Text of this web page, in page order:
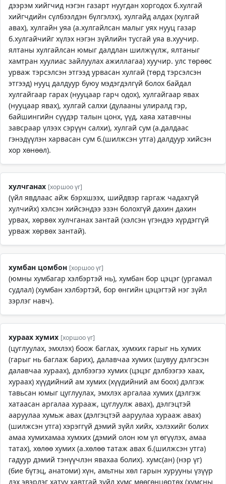
дээрэм хийгчид нэгэн газарт нуугдан хоргодох б.хулгай
хийгчдийн сүлбээлдэн бүлгэлэх), хулгайд алдах (хулгай
авах), хулгайн уяа (а.хулгайлсан малыг уях нууц газар
б.хулгайчийг хүлэх нэгэн зүйлийн тусгай уяа в.хуучир.
ялтаны хулгайлсан юмыг далдлан шилжүүлж, ялтаныг
хамтран хуулиас зайлуулах ажиллагаа) хуучир. улс төрөөс
урваж тэрсэлсэн этгээд урвасан хулгай (төрд тэрсэлсэн
этгээд) нууц далдуур буюу мэдэгдэлгүй болох байдал
хулгайгаар гарах (нууцаар гарч одох), хулгайгаар явах
(нууцаар явах), хулгай салхи (дулааны улиралд гэр,
байшингийн сүүдэр талын цонх, үүд, хаяа хатавчны
завсраар үлээх сэрүүн салхи), хулгай сум (а.далдаас
гэнэдүүлэн харвасан сум б.(шилжсэн утга) далдуур хийсэн
хор хөнөөл).
хулчганах [хоршоо үг]
(үйл явдлаас айж бэрхшээх, шийдвэр гаргаж чадахгүй
хулчийх) хэлсэн хийсэндээ эзэн болохгүй дахин дахин
урвах, хөрвөх хулчганах зантай (хэлсэн үгэндээ хүрдэггүй
урваж хөрвөх зантай).
хумбан цомбон [хоршоо үг]
(юмны хумбагар хэлбэртэй нь), хумбан бор цэцэг (ургамал
судлал) (хумбан хэлбэртэй, бор өнгийн цэцэгтэй нэг зүйл
зэрлэг навч).
хураах хумих [хоршоо үг]
(цуглуулах, эмхлэх) боож баглах, хумхих гарыг нь хумих
(гарыг нь баглаж барих), далавчаа хумих (шувуу дэлгэсэн
далавчаа хураах), дэлбээгээ хумих (цэцэг дэлбээгээ хаах,
хураах) хүүдийний ам хумих (хүүдийний ам боох) дэлгэж
тавьсан юмыг цуглуулах, эмхлэх аргалаа хумих (дэлгэж
хатаасан аргалаа хурааж, цуглуулж авах), дэлгэцтэй
ааруулаа хумьж авах (дэлгэцтэй ааруулаа хурааж авах)
(шилжсэн утга) хэрэггүй дэмий зүйл хийх, хэлэхийг болих
амаа хумихамаа хумхих (дэмий олон юм үл өгүүлэх, амаа
татах), хөлөө хумих (а.хөлөө татаж авах б.(шилжсэн утга)
гадуур дэмий тэнүүчлэн явахаа болих). хумс(ан) (нэр үг)
(бие бүтэц, анатоми) хүн, амьтны хөл гарын хурууны үзүүр
дэх эвэрлэг хатуу хавтгай зүйл хумс мөөгөнцөртөх (хумсны